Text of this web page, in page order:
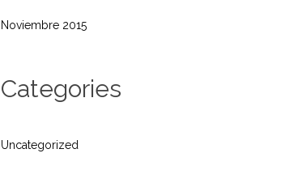
Noviembre 2015
Categories
Uncategorized